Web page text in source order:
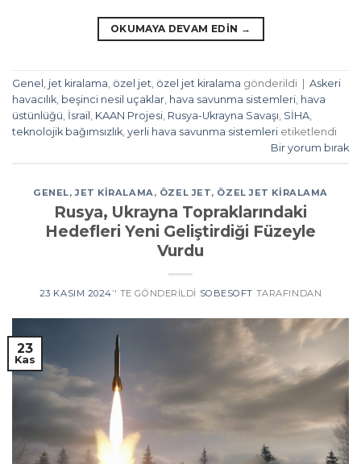
OKUMAYA DEVAM EDIN →
Genel , jet kiralama, özel jet, özel jet kiralama gönderildi
Askeri
havacılık, beşinci nesil uçaklar, hava savunma sistemleri, hava
üstünlüğü, İsrail , KAAN Projesi, Rusya-Ukrayna Savaşı, SİHA,
teknolojik bağımsızlık, yerli hava savunma sistemleri etiketlendi
Bir yorum bırak
GENEL,JET KIRALAMA, ÖZEL JET, ÖZEL JET KIRALAMA
Rusya, Ukrayna Topraklarındaki
Hedefleri Yeni Geliştirdiği Füzeyle
Vurdu
23 KASIM 2024’' TE GÖNDERILDI SOBESOFT TARAFINDAN
23
Kas